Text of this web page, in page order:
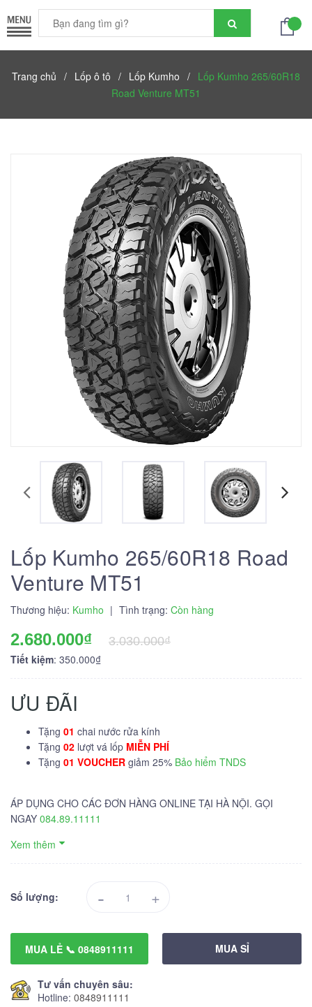
Trang chủ / Lốp ô tô / Lốp Kumho / Lốp Kumho 265/60R18
Road Venture MT51
Lốp Kumho 265/60R18 Road
Venture MT51
Thương hiệu: Kumho | Tình trạng: Còn hàng
2.680.000₫
3.030.000₫
Tiết kiệm: 350.000₫
ƯU ĐÃI
Tặng 01 chai nước rửa kính
Tặng 02 lượt vá lốp MIỄN PHÍ
Tặng 01 VOUCHER giảm 25% Bảo hiểm TNDS
ÁP DỤNG CHO CÁC ĐƠN HÀNG ONLINE TẠI HÀ NỘI. GỌI
NGAY 084.89.11111
Xem thêm
Số lượng: - +
MUA LẺ 📞 0848911111 MUA SỈ
Tư vấn chuyên sâu:
Hotline: 0848911111